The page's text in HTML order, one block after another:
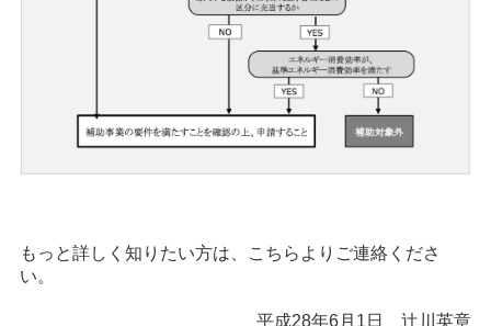
もっと詳しく知りたい方は、こちらよりご連絡くださ
い。
平成28年6月1日 辻川英章